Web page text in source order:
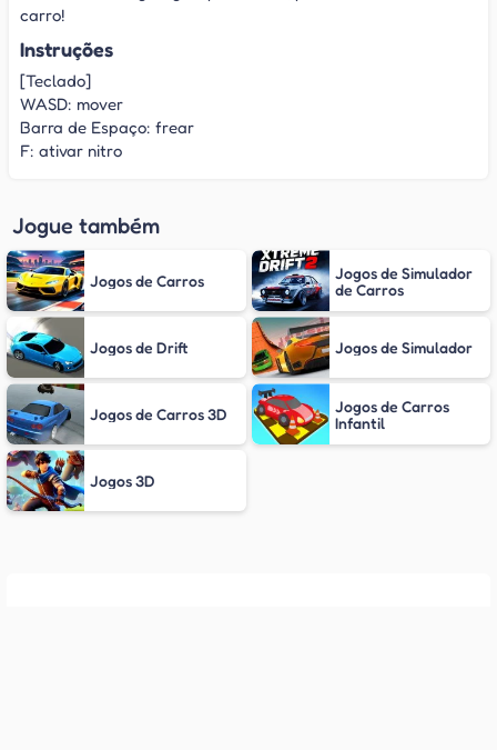
carro!
Instruções
[Teclado]
WASD: mover
Barra de Espaço: frear
F: ativar nitro
Jogue também
Jogos de Carros
Jogos de Simulador
de Carros
Jogos de Drift Jogos de Simulador
Jogos de Carros 3D
Jogos de Carros
Infantil
Jogos 3D